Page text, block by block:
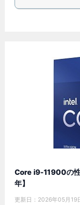
Core i9-11900の
年】
更新日： 2026年05月19